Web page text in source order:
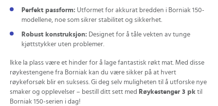
Perfekt passform: Utformet for akkurat bredden i Borniak 150-
modellene, noe som sikrer stabilitet og sikkerhet.
Robust konstruksjon: Designet for å tåle vekten av tunge
kjøttstykker uten problemer.
Ikke la plass være et hinder for å lage fantastisk røkt mat. Med disse
røykestengene fra Borniak kan du være sikker på at hvert
røykeforsøk blir en suksess. Gi deg selv muligheten til å utforske nye
smaker og opplevelser – bestill ditt sett med Røykestenger 3 pk til
Borniak 150-serien i dag!